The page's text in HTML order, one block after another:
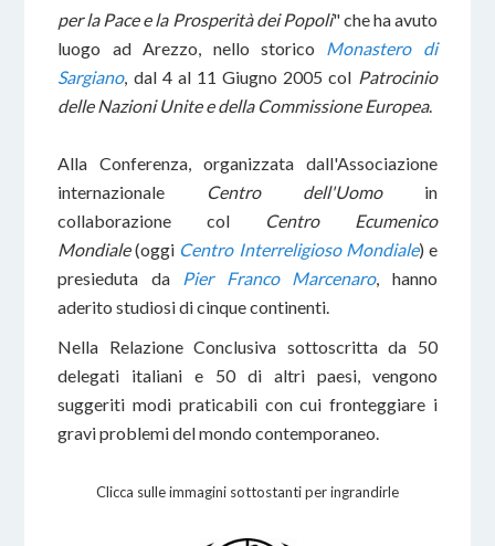
per la Pace e la Prosperità dei Popoli" che ha avuto
luogo ad Arezzo, nello storico Monastero di
Sargiano, dal 4 al 11 Giugno 2005 col Patrocinio
delle Nazioni Unite e della Commissione Europea.
Alla Conferenza, organizzata dall'Associazione
internazionale Centro dell'Uomoin
collaborazione col
Centro Ecumenico
Mondiale(oggi Centro Interreligioso Mondiale) e
presieduta da Pier Franco Marcenaro, hanno
aderito studiosi di cinque continenti.
Nella Relazione Conclusiva sottoscritta da 50
delegati italiani e 50 di altri paesi, vengono
suggeriti modi praticabili con cui fronteggiare i
gravi problemi del mondo contemporaneo.
Clicca sulle immagini sottostanti per ingrandirle